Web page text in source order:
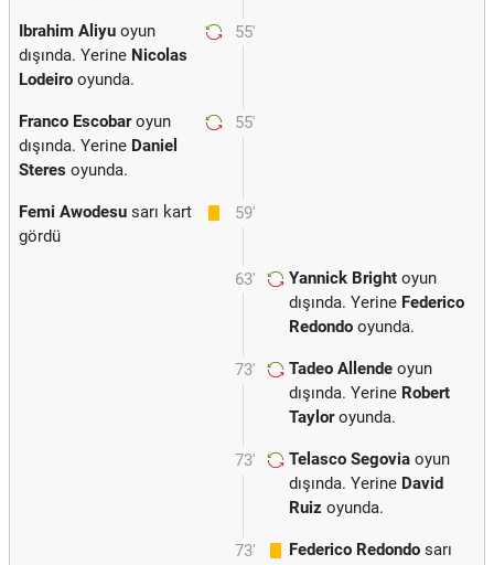
55'
Ibrahim Aliyu oyun
dışında. Yerine Nicolas
Lodeiro oyunda.
55'
Franco Escobaroyun
dışında. Yerine Daniel
Steres oyunda.
59'
Femi Awodesu sarı kart
gördü
63' Yannick Bright oyun
dışında. Yerine Federico
Redondo oyunda.
73' Tadeo Allende oyun
dışında. Yerine Robert
Tayloroyunda.
73' Telasco Segovia oyun
dışında. Yerine David
Ruiz oyunda.
73' Federico Redondo sarı